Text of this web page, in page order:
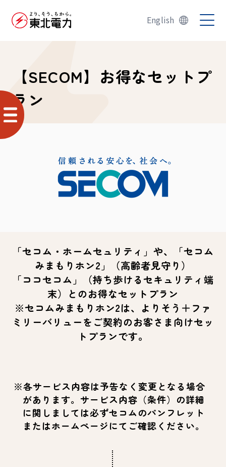
English
【SECOM】お得なセットプ
ラン
「セコム・ホームセュリティ」や、「セコム
みまもりホン2」（高齢者見守り）
「ココセコム」（持ち歩けるセキュリティ端
末）とのお得なセットプラン
※セコムみまもりホン2は、よりそう＋ファ
ミリーバリューをご契約のお客さま向けセッ
トプランです。
※各サービス内容は予告なく変更となる場合
があります。サービス内容（条件）の詳細
に関しましては必ずセコムのパンフレット
またはホームページにてご確認ください。